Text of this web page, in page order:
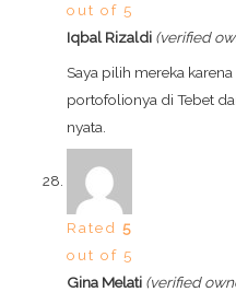
out of 5
Iqbal Rizaldi (verified
Saya pilih mereka
portofolionya di Tebet
nyata.
Rated5
out of 5
Gina Melati (verified